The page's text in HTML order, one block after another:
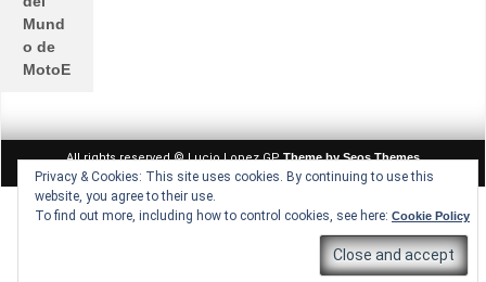
Privacy & Cookies: This site uses cookies. By continuing to use this
website, you agree to their use.
To find out more, including how to control cookies, see here: Cookie Policy
Mund
o de
MotoE
All rights reserved © Lucio Lopez GPTheme by Seos Themes